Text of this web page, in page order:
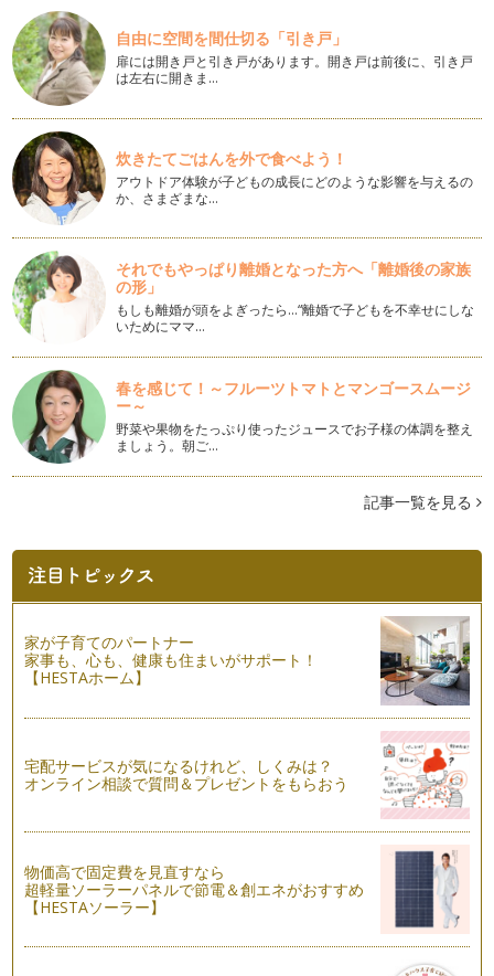
英語を学ぶ理由
今回の記事が、連載２年目のはじめての記事になります。これ
からも『英語を学ぶ』をトピックに、い…
連載を通して英語学習を思う
明けましておめでとうございます。みなさん素敵なお正月を過
ごされましたか？アメリカでは日本のよ…
英単語、カタカナで読みをふるべき？
英単語の発音を学んだとき、みなさんは聞いた『音』をどのよ
うにメモしていますか？ 「あっ、こう…
英語学習コミュニティーづくり
私には１２月で１歳半になる娘が一人います。日本人の私とア
メリカ人の主人、娘には日本語も英語も…
絵本購入ヘルプガイド
前回の記事で、まずは簡単な絵の多い本からはじめ、その本の
内容に関連性のあるものを次の本として…
英語の絵本の選び方
英語を子どもたちに身近に感じて欲しい、お家でも英語の練習
前回の記事は『ママの英語ブラッシュアップへの第一歩』と題
し、ママ自身が英語にもっと触れるため…
『子どもと一緒に、私も英語力をブラッシュアップしたい！』
と思っているママは結構多いと思います…
英語のリスニング力 その2
今回も英語のリスニング力についてのお話です。学校のリスニ
英語のリスニング力 その１
英語のリスニング力とは、英語を聞き理解する力ですが、とっ
ても奥深いものです。私がここで話す&…
言語学習を多面的に考える
先日、輝くママの一員である平松あずささんが主宰する『音の
自由に空間を間仕切る「引き戸」
扉には開き戸と引き戸があります。開き戸は前後に、引き戸
は左右に開きま…
炊きたてごはんを外で食べよう！
アウトドア体験が子どもの成長にどのような影響を与えるの
か、さまざまな…
それでもやっぱり離婚となった方へ「離婚後の家族
の形」
もしも離婚が頭をよぎったら…“離婚で子どもを不幸せにしな
いためにママ…
春を感じて！～フルーツトマトとマンゴースムージ
ー～
野菜や果物をたっぷり使ったジュースでお子様の体調を整え
ましょう。朝ご…
記事一覧を見る
家が子育てのパートナー
家事も、心も、健康も住まいがサポート！
【HESTAホーム】
宅配サービスが気になるけれど、しくみは？
オンライン相談で質問＆プレゼントをもらおう
物価高で固定費を見直すなら
超軽量ソーラーパネルで節電＆創エネがおすすめ
【HESTAソーラー】